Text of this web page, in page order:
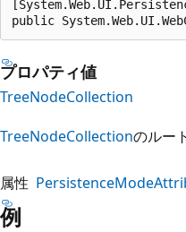
public
プロパティ値
TreeNodeCollection
TreeNodeCollectionのルー
属性
例